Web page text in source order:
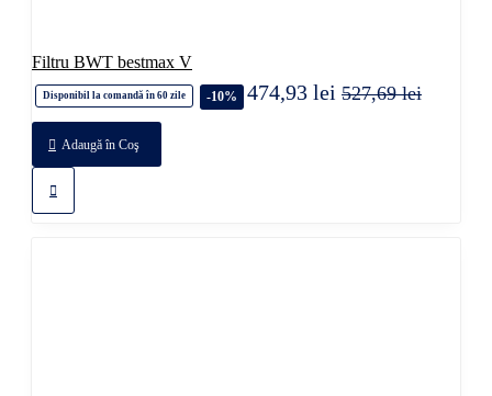
Filtru BWT bestmax V
Disponibil la comandă în 60 zile -10% 474,93 lei 527,69 lei
Adaugă în Coş